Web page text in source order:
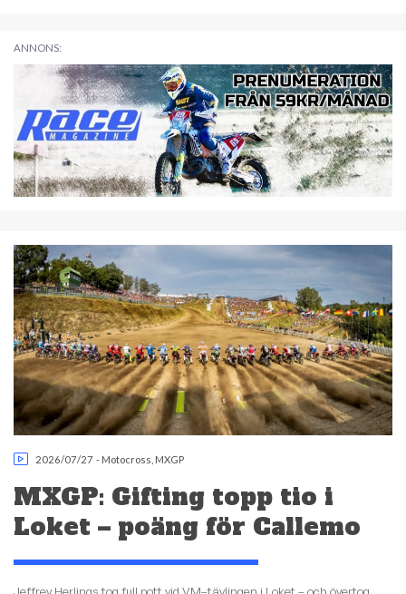
ANNONS:
2026/07/27 - Motocross MXGP
MXGP: Gifting topp tio i
Loket – poäng för Callemo
Jeffrey Herlings tog full pott vid VM–tävlingen i Loket – och övertog